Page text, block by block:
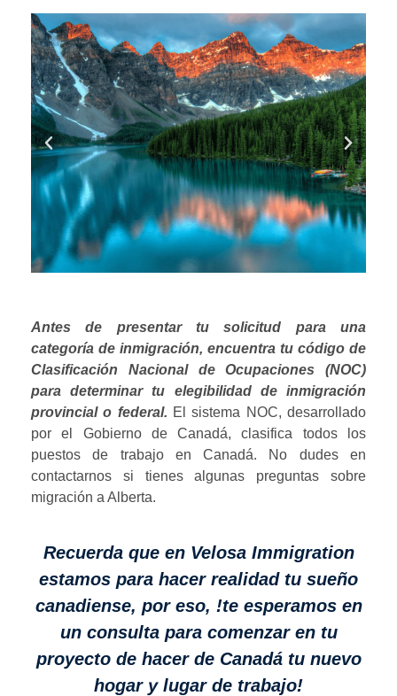
Antes de presentar tu solicitud para una
categoría de inmigración, encuentra tu código de
Clasificación Nacional de Ocupaciones (NOC)
para determinar tu elegibilidad de inmigración
provincial o federal. El sistema NOC, desarrollado
por el Gobierno de Canadá, clasifica todos los
puestos de trabajo en Canadá. No dudes en
contactarnos si tienes algunas preguntas sobre
migración a Alberta.
Recuerda que en Velosa Immigration
estamos para hacer realidad tu sueño
canadiense, por eso, !te esperamos en
un consulta para comenzar en tu
proyecto de hacer de Canadá tu nuevo
hogar y lugar de trabajo!